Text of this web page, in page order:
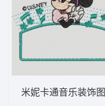
米妮卡通音乐装饰